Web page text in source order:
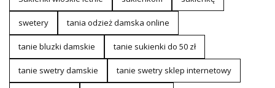
swetery tania odzież damska online
tanie bluzki damskie tanie sukienki do 50 zł
tanie swetry damskie tanie swetry sklep internetowy